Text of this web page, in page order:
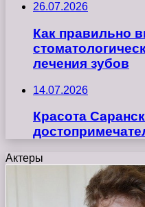
26.07.2026
Как правильно
лечения зубов
14.07.2026
Красота
Актеры